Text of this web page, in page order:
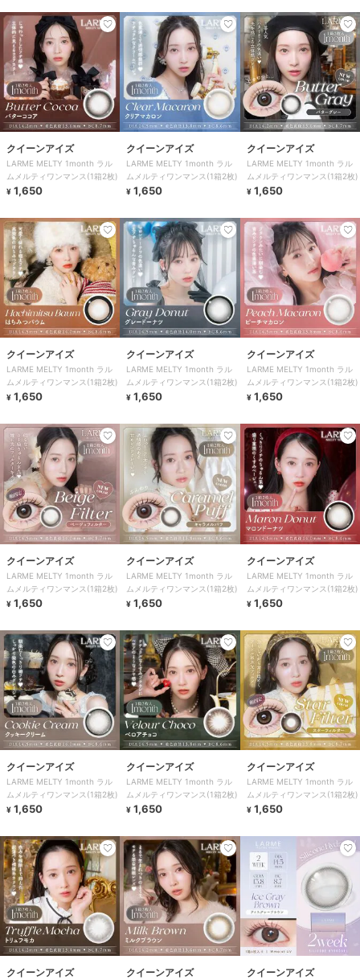
クイーンアイズ
LARME MELTY 1month ラル
ムメルティワンマンス(1箱2枚)
¥ 1,650
クイーンアイズ
LARME MELTY 1month ラル
ムメルティワンマンス(1箱2枚)
¥ 1,650
クイーンアイズ
LARME MELTY 1month ラル
ムメルティワンマンス(1箱2枚)
¥ 1,650
クイーンアイズ
LARME MELTY 1month ラル
ムメルティワンマンス(1箱2枚)
¥ 1,650
クイーンアイズ
LARME MELTY 1month ラル
ムメルティワンマンス(1箱2枚)
¥ 1,650
クイーンアイズ
LARME MELTY 1month ラル
ムメルティワンマンス(1箱2枚)
¥ 1,650
クイーンアイズ
LARME MELTY 1month ラル
ムメルティワンマンス(1箱2枚)
¥ 1,650
クイーンアイズ
LARME MELTY 1month ラル
ムメルティワンマンス(1箱2枚)
¥ 1,650
クイーンアイズ
LARME MELTY 1month ラル
ムメルティワンマンス(1箱2枚)
¥ 1,650
クイーンアイズ
LARME MELTY 1month ラル
ムメルティワンマンス(1箱2枚)
¥ 1,650
クイーンアイズ
LARME MELTY 1month ラル
ムメルティワンマンス(1箱2枚)
¥ 1,650
クイーンアイズ
LARME MELTY 1month ラル
ムメルティワンマンス(1箱2枚)
¥ 1,650
クイーンアイズ クイーンアイズ クイーンアイズ